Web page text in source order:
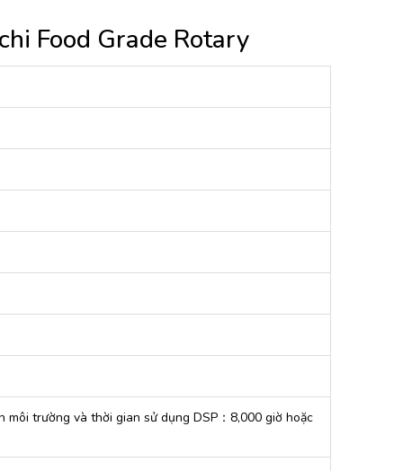
Food Grade Rotary
môi trường và thời gian sử dụng DSP：8,000 giờ hoặc